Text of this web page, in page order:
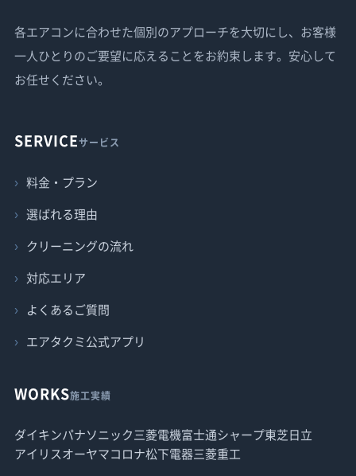
各エアコンに合わせた個別のアプローチを大切にし、お客様
一人ひとりのご要望に応えることをお約束します。安心して
お任せください。
SERVICEサービス
料金・プラン
選ばれる理由
クリーニングの流れ
対応エリア
よくあるご質問
エアタクミ公式アプリ
WORKS施工実績
ダイキンパナソニック三菱電機富士通シャープ東芝日立
アイリスオーヤマコロナ松下電器三菱重工